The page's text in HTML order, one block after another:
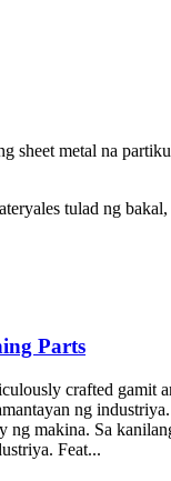
sheet metal na
tulad ng
Parts
crafted
ng
makina. Sa
Feat...